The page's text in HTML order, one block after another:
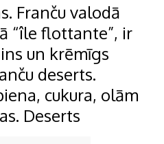
Franču valodā
“île flottante”, ir
un krēmīgs
deserts.
cukura, olām
Deserts